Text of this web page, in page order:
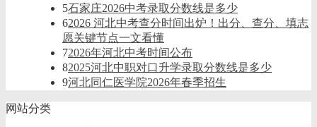
5石家庄2026中考录取分数线是多少
62026 河北中考查分时间出炉！出分、查分、填志
愿关键节点一文看懂
72026年河北中考时间公布
82025河北中职对口升学录取分数线是多少
9河北同仁医学院2026年春季招生
网站分类